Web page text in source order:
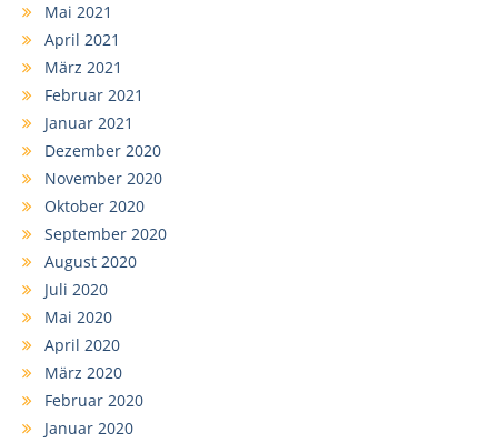
Mai 2021
April 2021
März 2021
Februar 2021
Januar 2021
Dezember 2020
November 2020
Oktober 2020
September 2020
August 2020
Juli 2020
Mai 2020
April 2020
März 2020
Februar 2020
Januar 2020